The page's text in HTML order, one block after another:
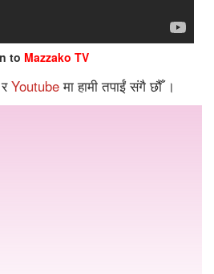
to Mazzako TV
रYoutubeमा हामी तपाईं संगै छौँ ।